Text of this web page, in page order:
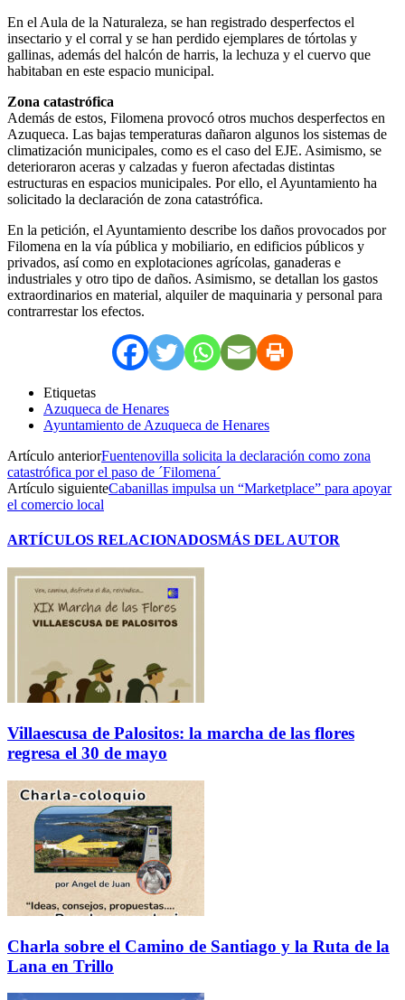
En el Aula de la Naturaleza, se han registrado desperfectos el
insectario y el corral y se han perdido ejemplares de tórtolas y
gallinas, además del halcón de harris, la lechuza y el cuervo que
habitaban en este espacio municipal.
Zona catastrófica
Además de estos, Filomena provocó otros muchos desperfectos en
Azuqueca. Las bajas temperaturas dañaron algunos los sistemas de
climatización municipales, como es el caso del EJE. Asimismo, se
deterioraron aceras y calzadas y fueron afectadas distintas
estructuras en espacios municipales. Por ello, el Ayuntamiento ha
solicitado la declaración de zona catastrófica.
En la petición, el Ayuntamiento describe los daños provocados por
Filomena en la vía pública y mobiliario, en edificios públicos y
privados, así como en explotaciones agrícolas, ganaderas e
industriales y otro tipo de daños. Asimismo, se detallan los gastos
extraordinarios en material, alquiler de maquinaria y personal para
contrarrestar los efectos.
Etiquetas
Azuqueca de Henares
Ayuntamiento de Azuqueca de Henares
Artículo anteriorFuentenovilla solicita la declaración como zona
catastrófica por el paso de ´Filomena´
Artículo siguienteCabanillas impulsa un “Marketplace” para apoyar
el comercio local
ARTÍCULOS RELACIONADOSMÁS DEL AUTOR
Villaescusa de Palositos: la marcha de las flores
regresa el 30 de mayo
Charla sobre el Camino de Santiago y la Ruta de la
Lana en Trillo